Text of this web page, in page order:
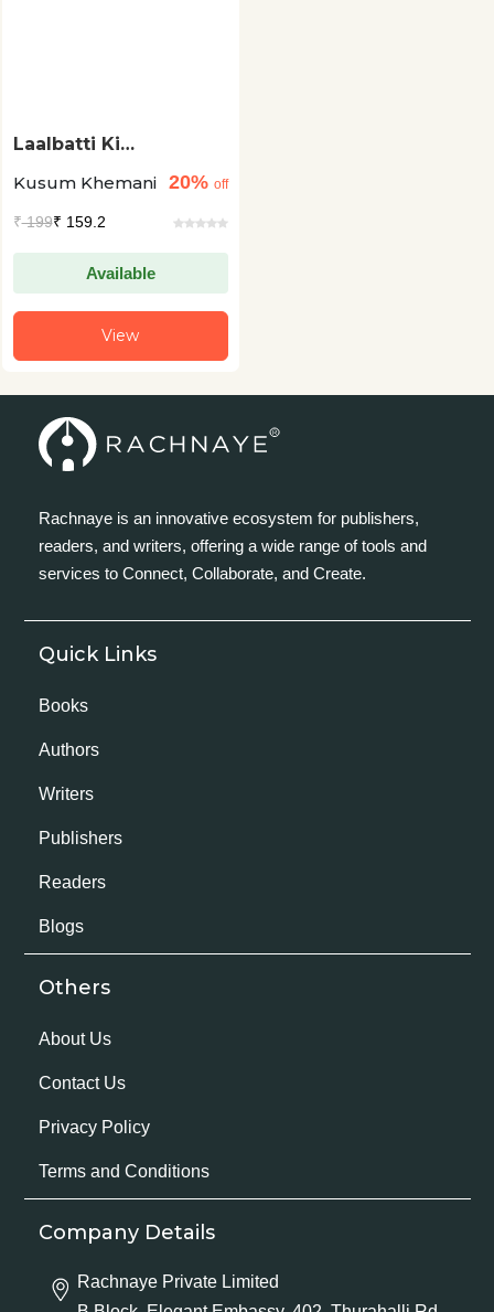
Laalbatti Ki
Kusum Khemani
20% off
₹199₹ 159.2
Available
View
Rachnaye is an innovative ecosystem for publishers,
readers, and writers, offering a wide range of tools and
services to Connect, Collaborate, and Create.
Quick Links
Books
Authors
Writers
Publishers
Readers
Blogs
Others
About Us
Contact Us
Privacy Policy
Terms and Conditions
Company Details
Rachnaye Private Limited